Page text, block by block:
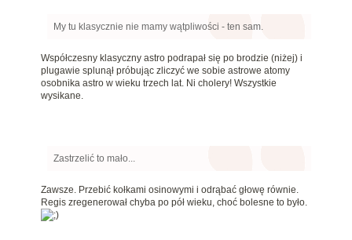
My tu klasycznie nie mamy wątpliwości - ten sam.
Współczesny klasyczny astro podrapał się po brodzie (niżej) i
plugawie splunął próbując zliczyć we sobie astrowe atomy
osobnika astro w wieku trzech lat. Ni cholery! Wszystkie
wysikane.
Zastrzelić to mało...
Zawsze. Przebić kołkami osinowymi i odrąbać głowę równie.
Regis zregenerował chyba po pół wieku, choć bolesne to było.